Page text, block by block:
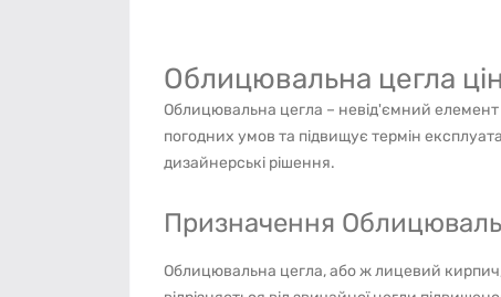
Облицювальна цегла
Облицювальна цегла – невід'ємний елемент
погодних умов та підвищує термін
дизайнерські рішення.
Призначення
Облицювальна цегла, або ж лицевий кирпич,